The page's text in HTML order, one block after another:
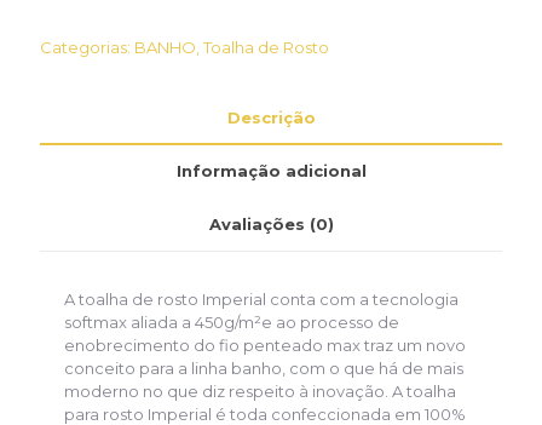
Categorias: BANHO ,Toalha de Rosto
Descrição
Informação adicional
Avaliações (0)
A toalha de rosto Imperial conta com a tecnologia
softmax aliada a 450g/m²e ao processo de
enobrecimento do fio penteado max traz um novo
conceito para a linha banho, com o que há de mais
moderno no que diz respeito à inovação. A toalha
para rosto Imperial é toda confeccionada em 100%